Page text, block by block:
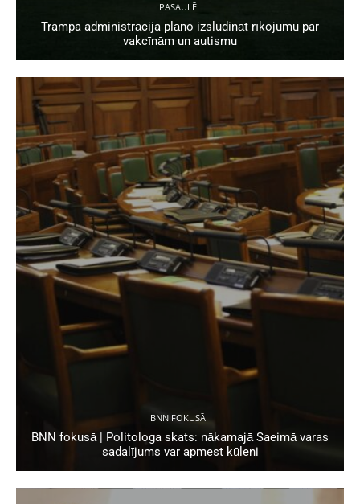
PASAULĒ
Trampa administrācija plāno izsludināt rīkojumu par
vakcīnām un autismu
BNN FOKUSĀ
BNN fokusā | Politologa skats: nākamajā Saeimā varas
sadalījums var apmest kūleni